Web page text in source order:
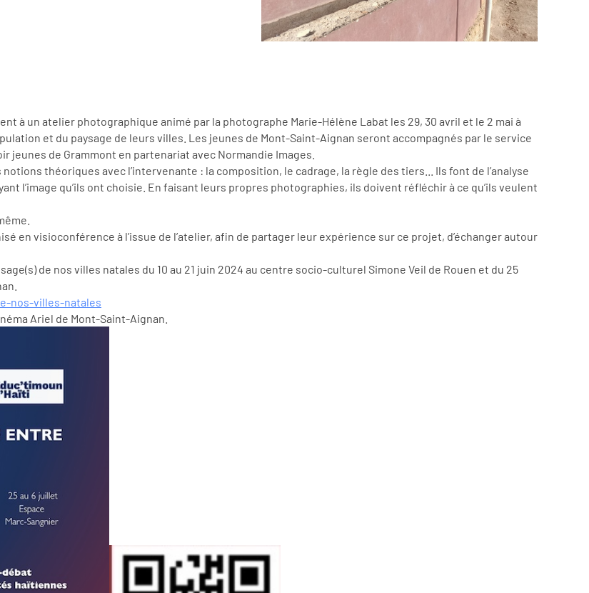
à un atelier photographique animé par la photographe Marie-Hélène Labat les 29, 30 avril et le 2 mai à
et du paysage de leurs villes. Les jeunes de Mont-Saint-Aignan seront accompagnés par le service
jeunes de Grammont en partenariat avec Normandie Images.
théoriques avec l’intervenante : la composition, le cadrage, la règle des tiers... Ils font de l’analyse
l’image qu’ils ont choisie. En faisant leurs propres photographies, ils doivent réfléchir à ce qu’ils veulent
en visioconférence à l’issue de l’atelier, afin de partager leur expérience sur ce projet, d’échanger autour
de nos villes natales du 10 au 21 juin 2024 au centre socio-culturel Simone Veil de Rouen et du 25
nos-villes-natales
Ariel de Mont-Saint-Aignan.